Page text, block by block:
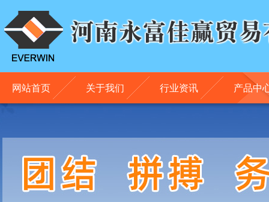
网站首页 关于我们 行业资讯 产品中